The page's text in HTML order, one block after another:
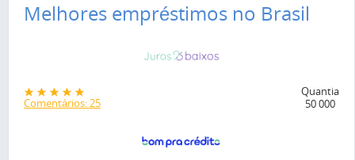
Melhores empréstimos no Brasil
Comentários: 25
Quantia
50 000